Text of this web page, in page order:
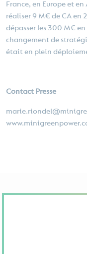
France, en Europe et
réaliser 9 M€ de CA en
dépasser les 300 M€
changement de
était en plein
Contact Presse